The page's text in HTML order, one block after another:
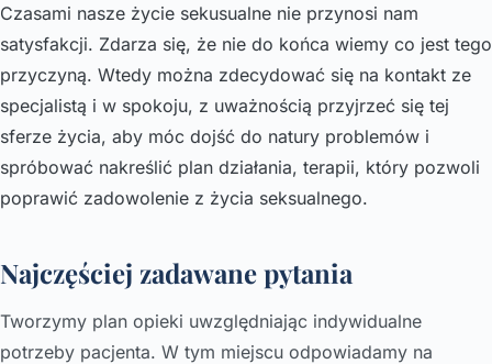
Czasami nasze życie sekusualne nie przynosi nam
satysfakcji. Zdarza się, że nie do końca wiemy co jest tego
przyczyną. Wtedy można zdecydować się na kontakt ze
specjalistą i w spokoju, z uważnością przyjrzeć się tej
sferze życia, aby móc dojść do natury problemów i
spróbować nakreślić plan działania, terapii, który pozwoli
poprawić zadowolenie z życia seksualnego.
Najczęściej zadawane pytania
Tworzymy plan opieki uwzględniając indywidualne
potrzeby pacjenta. W tym miejscu odpowiadamy na